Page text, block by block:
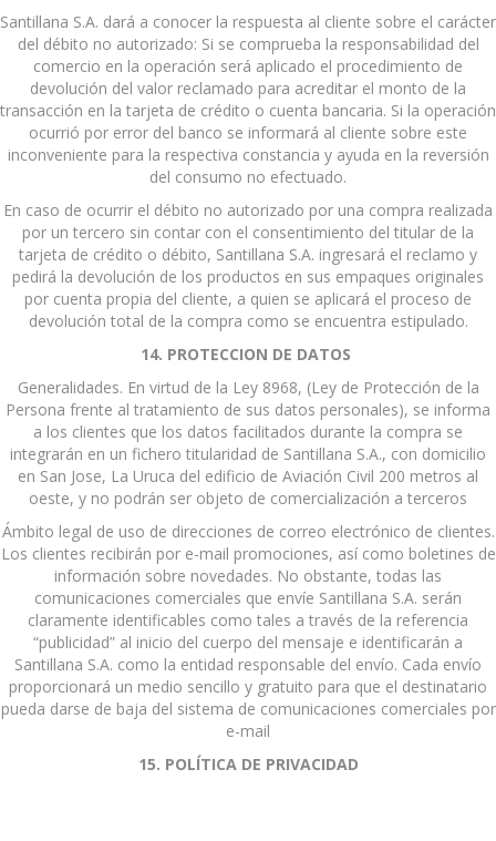
Santillana S.A. dará a conocer la respuesta al cliente sobre el carácter
del débito no autorizado: Si se comprueba la responsabilidad del
comercio en la operación será aplicado el procedimiento de
devolución del valor reclamado para acreditar el monto de la
transacción en la tarjeta de crédito o cuenta bancaria. Si la operación
ocurrió por error del banco se informará al cliente sobre este
inconveniente para la respectiva constancia y ayuda en la reversión
del consumo no efectuado.
En caso de ocurrir el débito no autorizado por una compra realizada
por un tercero sin contar con el consentimiento del titular de la
tarjeta de crédito o débito, Santillana S.A. ingresará el reclamo y
pedirá la devolución de los productos en sus empaques originales
por cuenta propia del cliente, a quien se aplicará el proceso de
devolución total de la compra como se encuentra estipulado.
14. PROTECCION DE DATOS
Generalidades. En virtud de la Ley 8968, (Ley de Protección de la
Persona frente al tratamiento de sus datos personales), se informa
a los clientes que los datos facilitados durante la compra se
integrarán en un fichero titularidad de Santillana S.A., con domicilio
en San Jose, La Uruca del edificio de Aviación Civil 200 metros al
oeste, y no podrán ser objeto de comercialización a terceros
Ámbito legal de uso de direcciones de correo electrónico de clientes.
Los clientes recibirán por e-mail promociones, así como boletines de
información sobre novedades. No obstante, todas las
comunicaciones comerciales que envíe Santillana S.A. serán
claramente identificables como tales a través de la referencia
“publicidad” al inicio del cuerpo del mensaje e identificarán a
Santillana S.A. como la entidad responsable del envío. Cada envío
proporcionará un medio sencillo y gratuito para que el destinatario
pueda darse de baja del sistema de comunicaciones comerciales por
e-mail
15. POLÍTICA DE PRIVACIDAD